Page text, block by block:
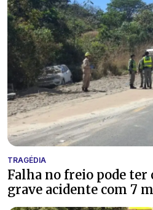
TRAGÉDIA
Falha no freio pode
grave acidente com 7